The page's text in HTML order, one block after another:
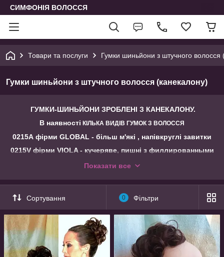
СИМФОНІЯ ВОЛОССЯ
Товари та послуги Гумки шиньйони з штучного волосся
Гумки шиньйони з штучного волосся (канекалону)
ГУМКИ-ШИНЬЙОНИ ЗРОБЛЕНІ З КАНЕКАЛОНУ.
В наявності КІЛЬКА ВИДІВ ГУМОК З ВОЛОССЯ
0215А фірми GLOBAL - більш м'які , напівкруглі завитки
0215V фірми VIOLA - кучеряве, пишні з филлированными
Показати все
Сортування 0 Фільтри